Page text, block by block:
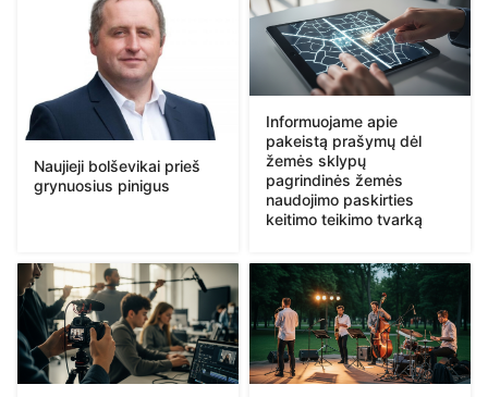
Naujieji bolševikai prieš
grynuosius pinigus
Informuojame apie
pakeistą prašymų dėl
žemės sklypų
pagrindinės žemės
naudojimo paskirties
keitimo teikimo tvarką